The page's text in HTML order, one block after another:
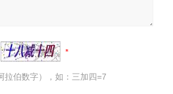
拉伯数字），如：三加四=7